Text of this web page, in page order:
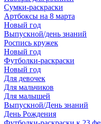
Сумки-раскраски
Артбоксы на 8 марта
Новый год
Выпускной/день знаний
Роспись кружек
Новый год
Футболки-раскраски
Новый год
Для девочек
Для мальчиков
Для малышей
Выпускной/День знаний
День Рождения